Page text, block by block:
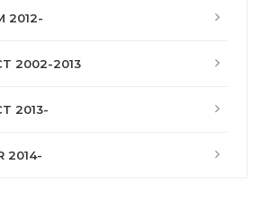
2012-
2002-2013
2013-
2014-